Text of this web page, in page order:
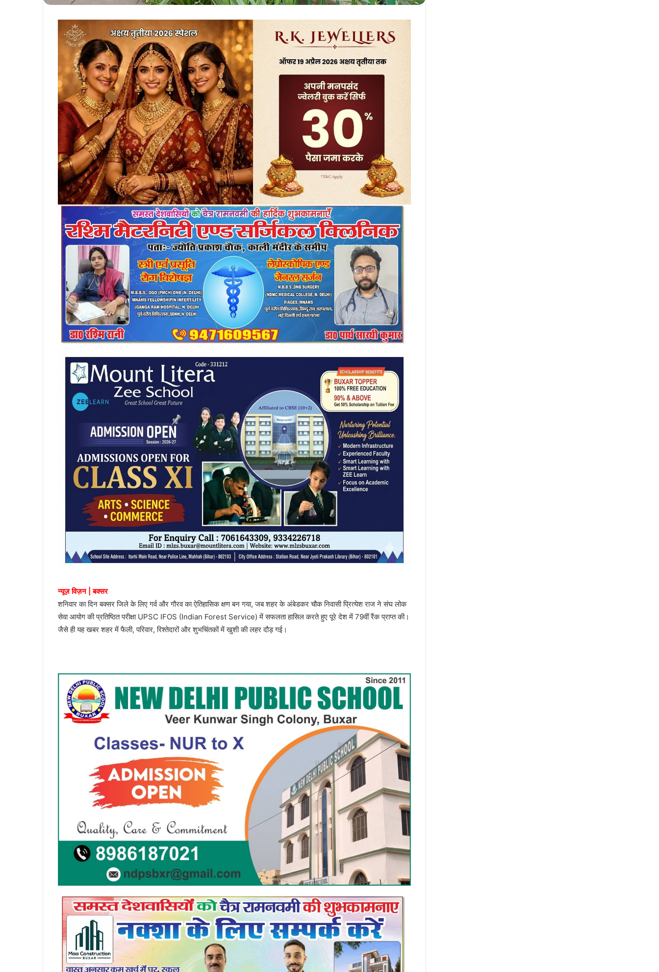
न्यूज़ विज़न | बक्सर
शनिवार का दिन बक्सर जिले के लिए गर्व और गौरव का ऐतिहासिक क्षण बन गया, जब शहर के अंबेडकर चौक निवासी प्रित्येश राज ने संघ लोक
सेवा आयोग की प्रतिष्ठित परीक्षा UPSC IFOS (Indian Forest Service) में सफलता हासिल करते हुए पूरे देश में 79वीं रैंक प्राप्त की।
जैसे ही यह खबर शहर में फैली, परिवार, रिश्तेदारों और शुभचिंतकों में खुशी की लहर दौड़ गई।